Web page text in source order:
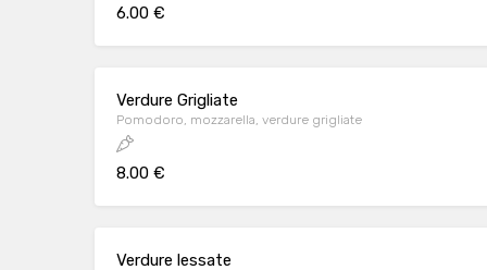
6.00 €
Verdure Grigliate
Pomodoro, mozzarella, verdure grigliate
8.00 €
Verdure lessate